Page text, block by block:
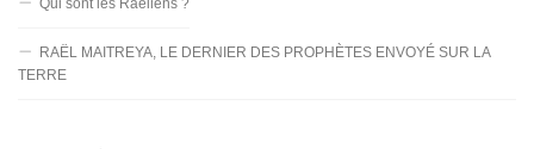
Qui sont les Raéliens ?
RAËL MAITREYA, LE DERNIER DES PROPHÈTES ENVOYÉ SUR LA
TERRE